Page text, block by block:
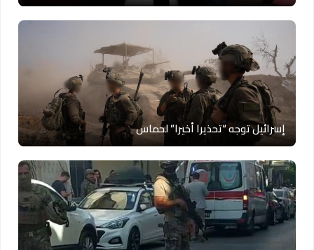
إسرائيل توجه “تحذيرا أخيرا” لحماس